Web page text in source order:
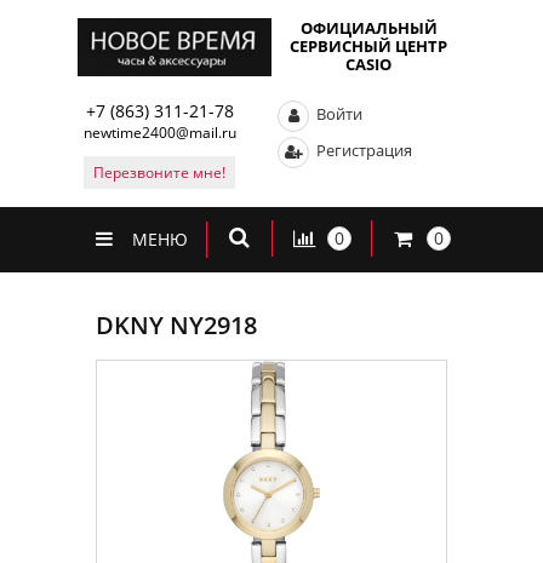
ОФИЦИАЛЬНЫЙ
СЕРВИСНЫЙ ЦЕНТР
CASIO
+7 (863) 311-21-78
newtime2400@mail.ru
Перезвоните мне!
Войти
Регистрация
МЕНЮ 0 0
DKNY NY2918